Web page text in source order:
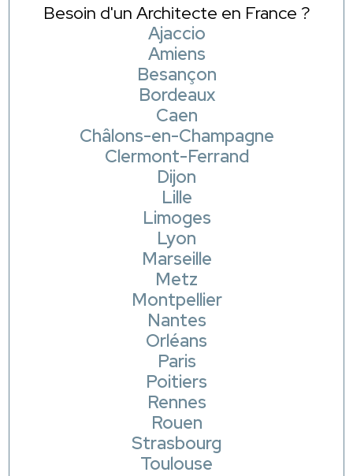
Besoin d'un Architecte en France ?
Ajaccio
Amiens
Besançon
Bordeaux
Caen
Châlons-en-Champagne
Clermont-Ferrand
Dijon
Lille
Limoges
Lyon
Marseille
Metz
Montpellier
Nantes
Orléans
Paris
Poitiers
Rennes
Rouen
Strasbourg
Toulouse